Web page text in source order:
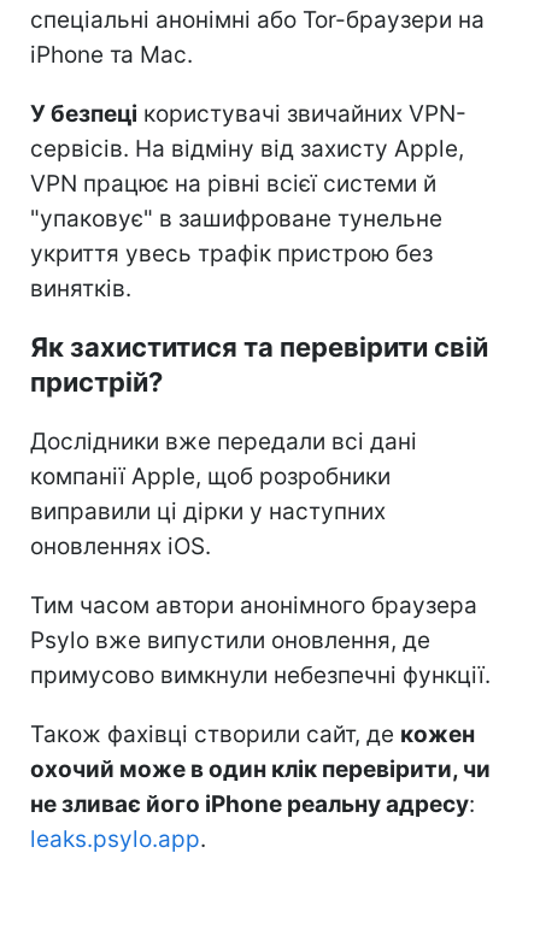
спеціальні анонімні або Tor-браузери на
iPhone та Mac.
У безпеці користувачі звичайних VPN-
сервісів. На відміну від захисту Apple,
VPN працює на рівні всієї системи й
"упаковує" в зашифроване тунельне
укриття увесь трафік пристрою без
винятків.
Як захиститися та перевірити свій
пристрій?
Дослідники вже передали всі дані
компанії Apple, щоб розробники
виправили ці дірки у наступних
оновленнях iOS.
Тим часом автори анонімного браузера
Psylo вже випустили оновлення, де
примусово вимкнули небезпечні функції.
Також фахівці створили сайт, де кожен
охочий може в один клік перевірити, чи
не зливає його iPhone реальну адресу:
leaks.psylo.app.